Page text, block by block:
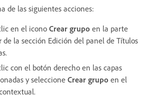
de las siguientes acciones:
en el icono Crear grupo en la parte
de la sección Edición del panel de Títulos
con el botón derecho en las capas
y seleccioneCrear grupo en el